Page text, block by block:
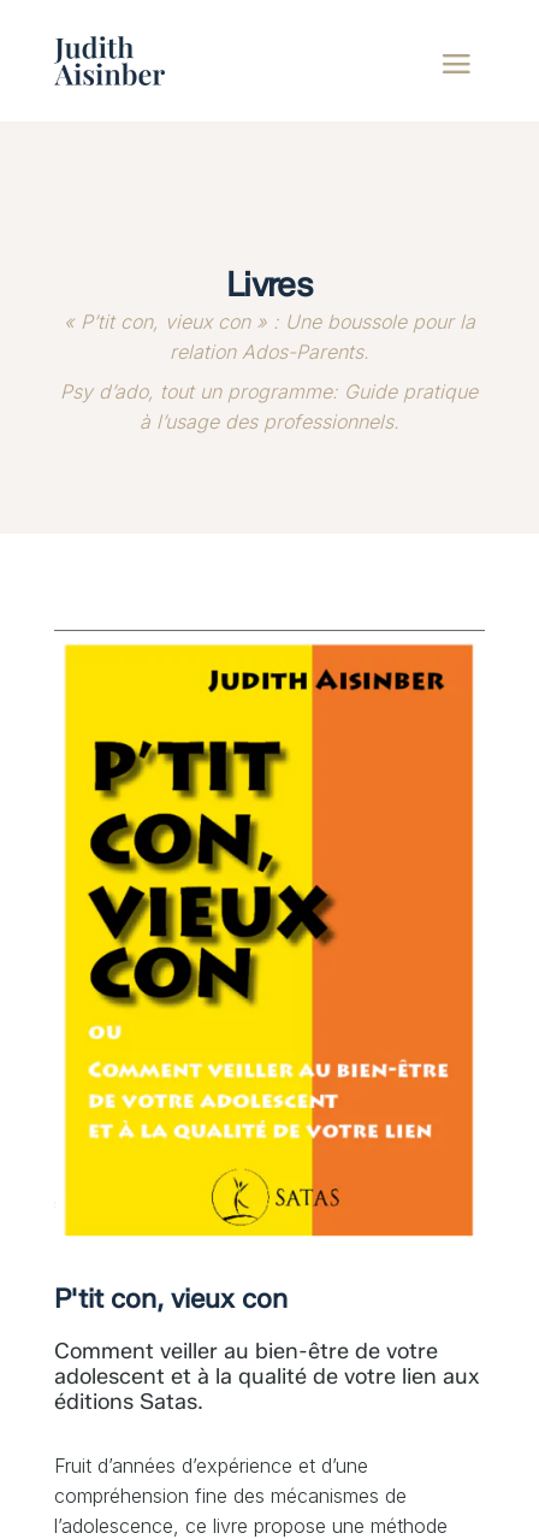
Livres
« P’tit con, vieux con » : Une boussole pour la
relation Ados-Parents.
Psy d’ado, tout un programme: Guide pratique
à l’usage des professionnels.
P'tit con, vieux con
Comment veiller au bien-être de votre
adolescent et à la qualité de votre lien aux
éditions Satas.
Fruit d’années d’expérience et d’une
compréhension fine des mécanismes de
l’adolescence, ce livre propose une méthode